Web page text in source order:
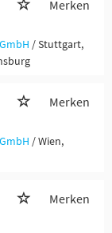
Merken
/ Stuttgart,
Merken
/ Wien,
Merken